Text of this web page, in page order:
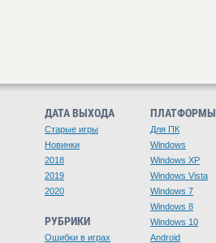
ДАТА ВЫХОДА
Старые игры
Новинки
2018
2019
2020
РУБРИКИ
Ошибки в играх
ПЛАТФОРМЫ
Для ПК
Windows
Windows XP
Windows Vista
Windows 7
Windows 8
Windows 10
Android